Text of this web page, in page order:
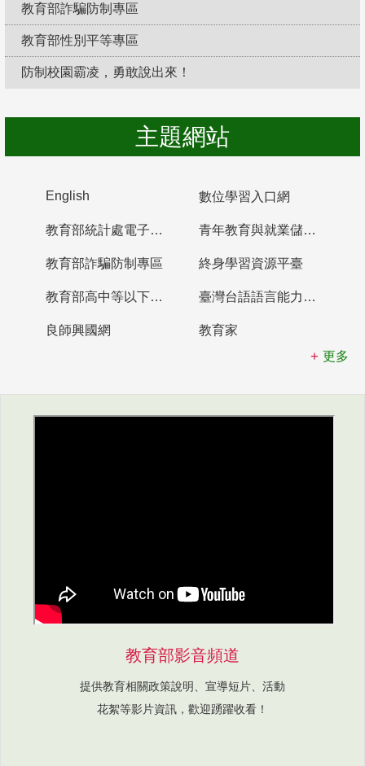
教育部詐騙防制專區
教育部性別平等專區
防制校園霸凌，勇敢說出來！
主題網站
English 數位學習入口網
教育部統計處電子書櫃 青年教育與就業儲蓄帳戶
教育部詐騙防制專區 終身學習資源平臺
教育部高中等以下學校及幼兒園教師資格檢定考試 臺灣台語語言能力認證網站
良師興國網
教育家
更多
教育部影音頻道
提供教育相關政策說明、宣導短片、活動
花絮等影片資訊，歡迎踴躍收看！